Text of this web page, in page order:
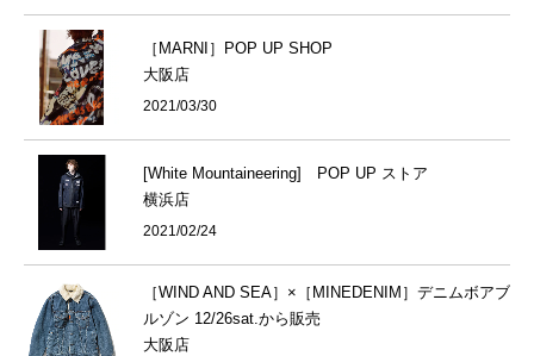
［MARNI］POP UP SHOP
大阪店
2021/03/30
[White Mountaineering] POP UP ストア
横浜店
2021/02/24
［WIND AND SEA］×［MINEDENIM］デニムボアブ
ルゾン 12/26sat.から販売
大阪店